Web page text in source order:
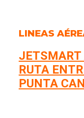
LINEAS
JETSMART
RUTA
PUNTA